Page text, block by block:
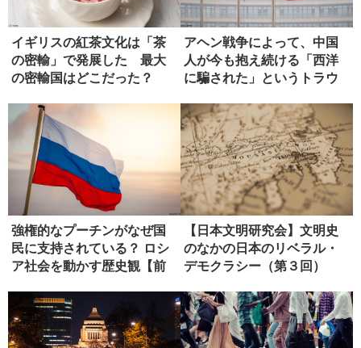
イギリスの紅茶文化は「茶
の密輸」で発展した 最大
の密輸国はどこだった？
アヘン戦争によって、中国
人が今も抱え続ける「西洋
に騙された」というトラウ
強権的なプーチンがなぜ国
民に支持されている？ ロシ
ア社会を動かす歴史観【前
【日本文明研究会】文明史
のなかの日本のリベラル・
デモクラシー（第３回）